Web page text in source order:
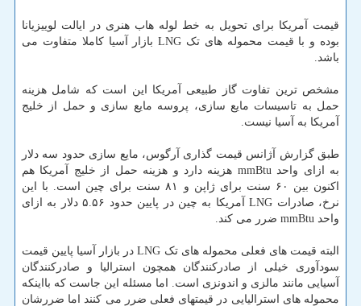
قیمت آمریکا برای تحویل به خط لوله هاب هنری در ایالت لوییزیانا
بوده و با قیمت محموله های تک LNG بازار آسیا کاملا متفاوت می
باشد.
مشخص ترین تفاوت گاز طبیعی آمریکا این است که شامل هزینه
حمل به تاسیسات مایع سازی، پروسه مایع سازی و حمل از خلیج
آمریکا به آسیا نیست.
طبق گزارش آژانس قیمت گذاری آرگوس، مایع سازی حدود سه دلار
به ازای واحد mmBtu هزینه دارد و هزینه حمل از خلیج آمریکا هم
اکنون بین ۶۰ سنت برای ژاپن و ۸۱ سنت برای چین است. با این
نرخ، صادرات LNG آمریکا به چین در پایین حدود ۵.۵۶ دلار به ازای
واحد mmBtu ضرر می کند.
البته قیمت های فعلی محموله های تک LNG در بازار آسیا پایین قیمت
سودآوری خیلی از صادرکنندگان همچون استرالیا و صادرکنندگان
آسیایی مانند مالزی و اندونزی است. اما مسئله این جاست که بااینکه
محموله های استرالیایی در قیمتهای فعلی ضرر می کنند اما ضررشان